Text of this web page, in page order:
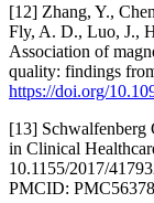
[12] Zhang, Y.,
Fly, A. D., Luo, J.,
Association of
quality: findings
https://doi.org/
[13] Schwalfenberg
in Clinical
10.1155/2017/
PMCID: